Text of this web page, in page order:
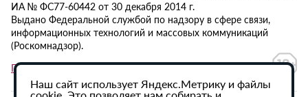
ИА № ФС77-60442 от 30 декабря 2014 г.
Выдано Федеральной службой по надзору в сфере связи,
информационных технологий и массовых коммуникаций
(Роскомнадзор).
Политика в отношении обработки персональных данных
Наш сайт использует Яндекс.Метрику и файлы